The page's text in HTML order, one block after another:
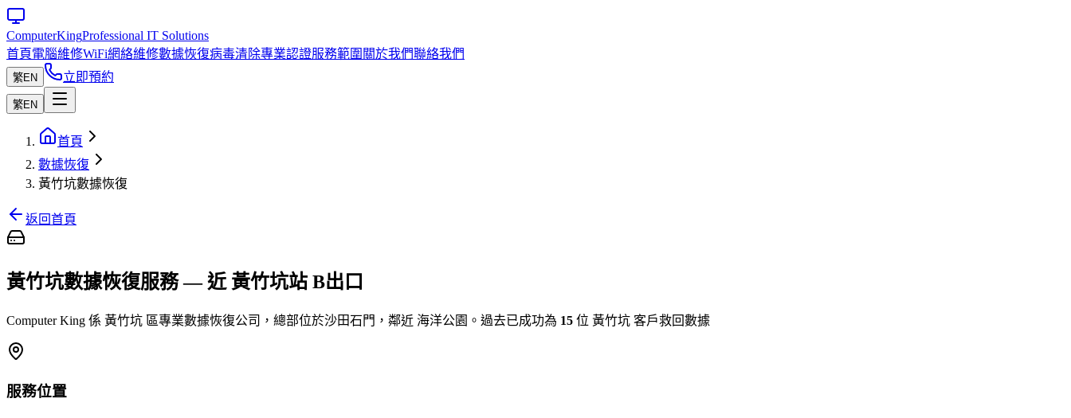
ComputerKingProfessional IT Solutions
首頁電腦維修WiFi網絡維修數據恢復病毒清除專業認證服務範圍 關於我們聯絡我們
繁EN 立即預約
繁EN
首頁
數據恢復
黃竹坑數據恢復
返回首頁
黃竹坑數據恢復服務 — 近 黃竹坑站 B出口
Computer King 係 黃竹坑 區專業數據恢復公司，總部位於沙田石門，鄰近 海洋公園。過去已成功為 15 位 黃竹坑 客戶救回數據
服務位置